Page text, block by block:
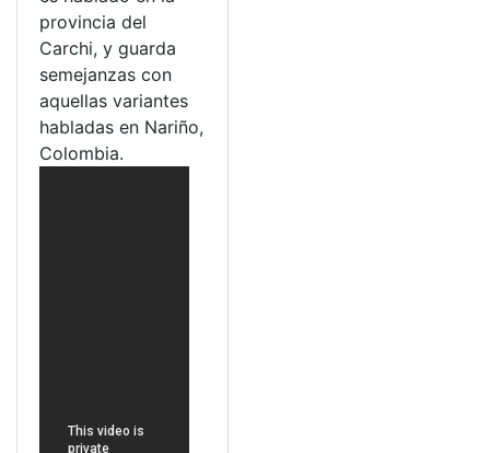
provincia del
Carchi, y guarda
semejanzas con
aquellas variantes
habladas en Nariño,
Colombia.